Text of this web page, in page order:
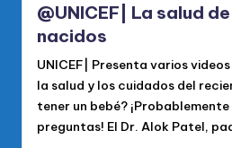
@UNICEF| La salud
nacidos
UNICEF| Presenta varios
la salud y los cuidados del
tener un bebé?
preguntas! El Dr. Alok Patel,